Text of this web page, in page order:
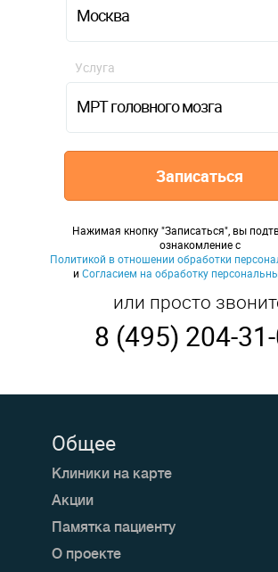
Москва
МРТ головного мозга
Услуга
Записаться
Нажимая кнопку "Записаться", вы
ознакомление с
Политикой в отношении обработки
и Согласием на обработку
или просто
8 (495) 204-
Общее
Клиники на карте
Акции
Памятка пациенту
О проекте